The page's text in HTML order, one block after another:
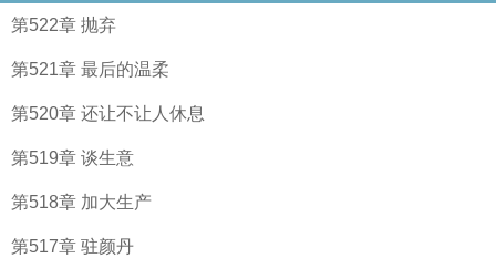
第522章 抛弃
第521章 最后的温柔
第520章 还让不让人休息
第519章 谈生意
第518章 加大生产
第517章 驻颜丹